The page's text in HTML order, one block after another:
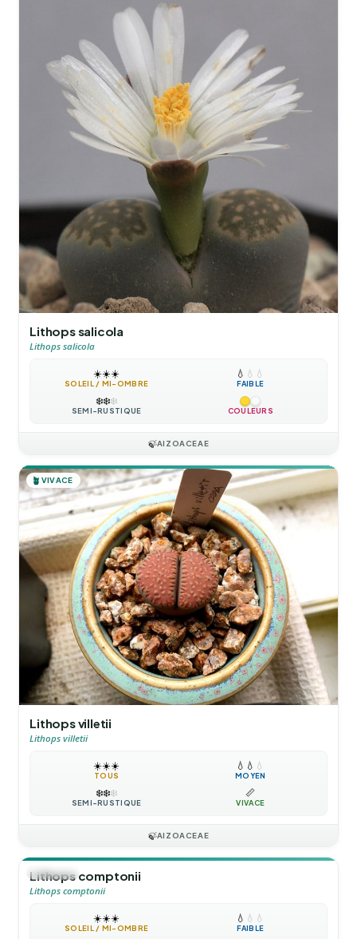
Lithops salicola
Lithops salicola
☀️☀️☀️
SOLEIL / MI-OMBRE
💧 💧 💧
FAIBLE
❄️❄️❄️
SEMI-RUSTIQUE COULEURS
🍃AIZOACEAE
🪴 VIVACE
Lithops villetii
Lithops villetii
☀️☀️☀️
TOUS
💧 💧 💧
MOYEN
❄️❄️❄️
SEMI-RUSTIQUE
📏
VIVACE
🍃AIZOACEAE
🪴VIVACE
Lithops comptonii
Lithops comptonii
☀️☀️☀️
SOLEIL / MI-OMBRE
💧 💧 💧
FAIBLE